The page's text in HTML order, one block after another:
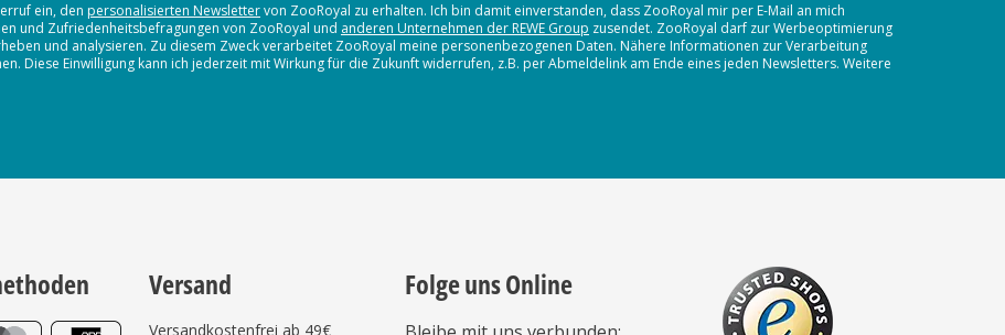
ein, den personalisierten Newslettervon ZooRoyal zu erhalten. Ich bin damit einverstanden, dass ZooRoyal mir per E-Mail an mich
und Zufriedenheitsbefragungen von ZooRoyal und anderen Unternehmen der REWE Group zusendet. ZooRoyal darf zur Werbeoptimierung
und analysieren. Zu diesem Zweck verarbeitet ZooRoyal meine personenbezogenen Daten. Nähere Informationen zur Verarbeitung
Diese Einwilligung kann ich jederzeit mit Wirkung für die Zukunft widerrufen, z.B. per Abmeldelink am Ende eines jeden Newsletters. Weitere
Versand
Versandkostenfrei ab 49€
Folge uns Online